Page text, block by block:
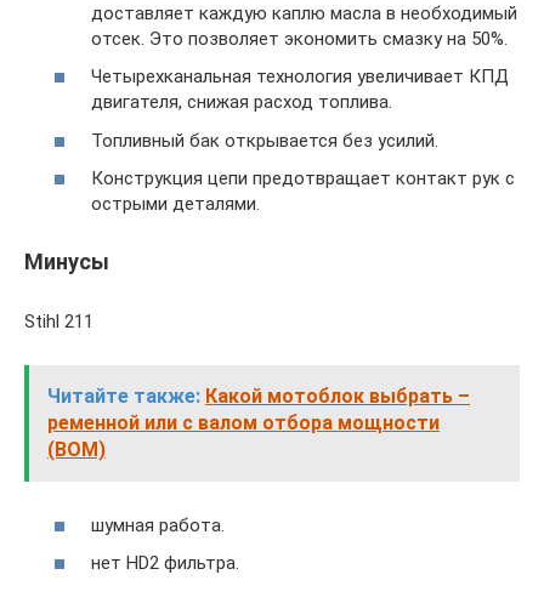
доставляет каждую каплю масла в необходимый
отсек. Это позволяет экономить смазку на 50%.
Четырехканальная технология увеличивает КПД
двигателя, снижая расход топлива.
Топливный бак открывается без усилий.
Конструкция цепи предотвращает контакт рук с
острыми деталями.
Минусы
Stihl 211
Читайте также: Какой мотоблок выбрать –
ременной или с валом отбора мощности
(ВОМ)
шумная работа.
нет HD2 фильтра.